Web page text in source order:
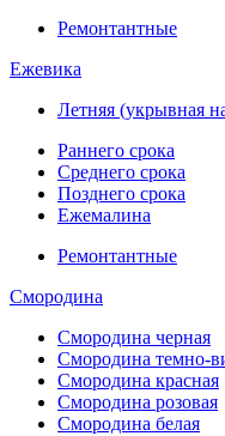
Ремонтантные
Ежевика
Летняя (укрывная
Раннего срока
Среднего срока
Позднего срока
Ежемалина
Ремонтантные
Смородина
Смородина черная
Смородина темно-
Смородина красная
Смородина розовая
Смородина белая